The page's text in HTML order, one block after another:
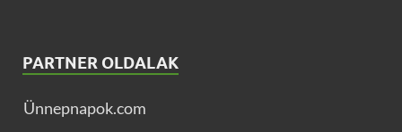
PARTNER OLDALAK
Ünnepnapok.com